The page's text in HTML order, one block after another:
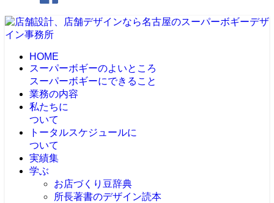
HOME
スーパーボギーのよいところ
スーパーボギーにできること
業務の内容
私たちに
ついて
トータルスケジュールに
ついて
実績集
学ぶ
お店づくり豆辞典
所長著書のデザイン読本